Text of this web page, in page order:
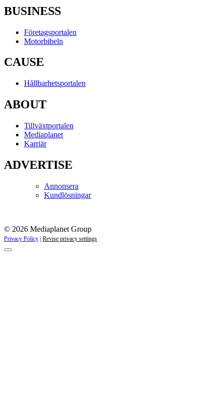
BUSINESS
Företagsportalen
Motorbibeln
CAUSE
Hållbarhetsportalen
ABOUT
Tillväxtportalen
Mediaplanet
Karriär
ADVERTISE
Annonsera
Kundlösningar
© 2026 Mediaplanet Group
Privacy Policy Revise privacy settings